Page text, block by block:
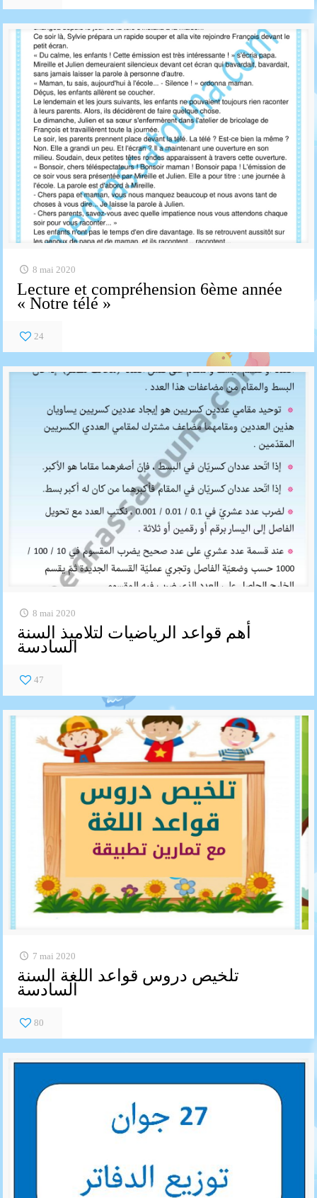
8 mai 2020
Lecture et compréhension 6ème année
« Notre télé »
24
8 mai 2020
أهم قواعد الرياضيات لتلاميذ السنة
السادسة
47
7 mai 2020
تلخيص دروس قواعد اللغة السنة
السادسة
80